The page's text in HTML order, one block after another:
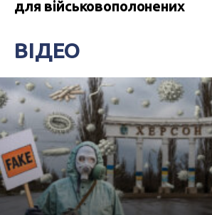
для військовополонених
ВІДЕО